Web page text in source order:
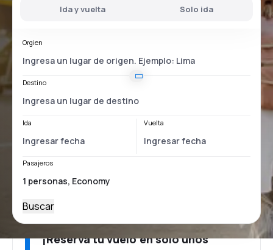
Ida y vuelta Solo ida
Orgien
Destino
Ida Vuelta
Pasajeros
Buscar
¡Reserva tu vuelo en solo unos